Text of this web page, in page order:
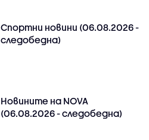
Спортни новини (06.08.2026 -
следобедна)
Новините на NOVA
(06.08.2026 - следобедна)